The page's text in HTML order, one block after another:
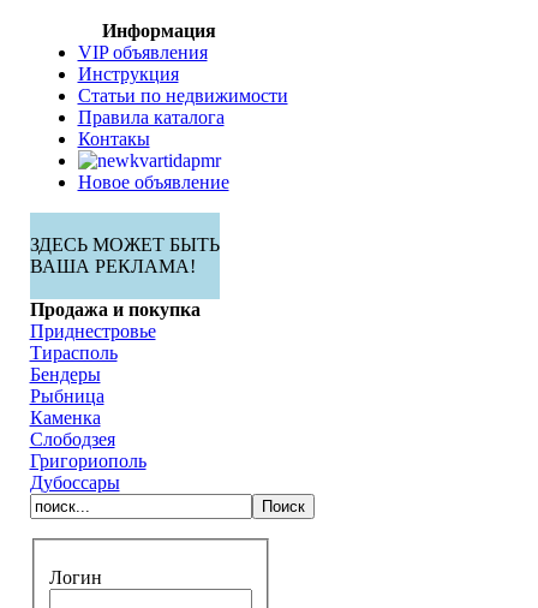
Информация
VIP объявления
Инструкция
Статьи по недвижимости
Правила каталога
Контакы
Новое объявление
ЗДЕСЬ МОЖЕТ БЫТЬ
ВАША РЕКЛАМА!
Продажа и покупка
Приднестровье
Тирасполь
Бендеры
Рыбница
Каменка
Слободзея
Григориополь
Дубоссары
Логин